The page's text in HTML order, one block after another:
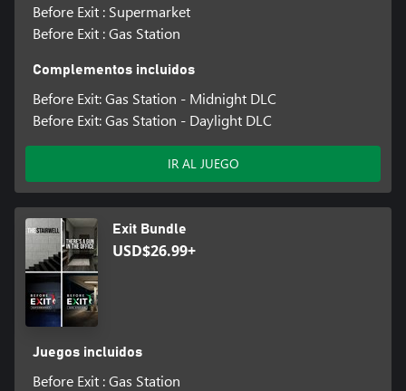
Before Exit : Supermarket
Before Exit : Gas Station
Complementos incluidos
Before Exit: Gas Station - Midnight DLC
Before Exit: Gas Station - Daylight DLC
IR AL JUEGO
Exit Bundle
USD$26.99+
Juegos incluidos
Before Exit : Gas Station